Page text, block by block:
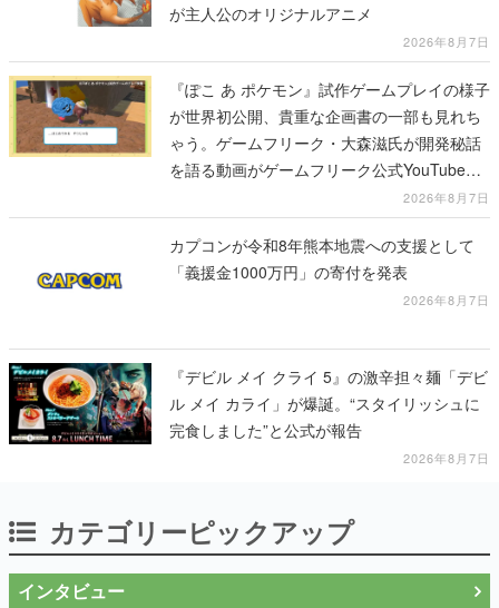
が主人公のオリジナルアニメ
2026年8月7日
『ぽこ あ ポケモン』試作ゲームプレイの様子
が世界初公開、貴重な企画書の一部も見れち
ゃう。ゲームフリーク・大森滋氏が開発秘話
を語る動画がゲームフリーク公式YouTubeで
2026年8月7日
カプコンが令和8年熊本地震への支援として
「義援金1000万円」の寄付を発表
2026年8月7日
『デビル メイ クライ 5』の激辛担々麺「デビ
ル メイ カライ」が爆誕。“スタイリッシュに
完食しました”と公式が報告
2026年8月7日
カテゴリーピックアップ
インタビュー